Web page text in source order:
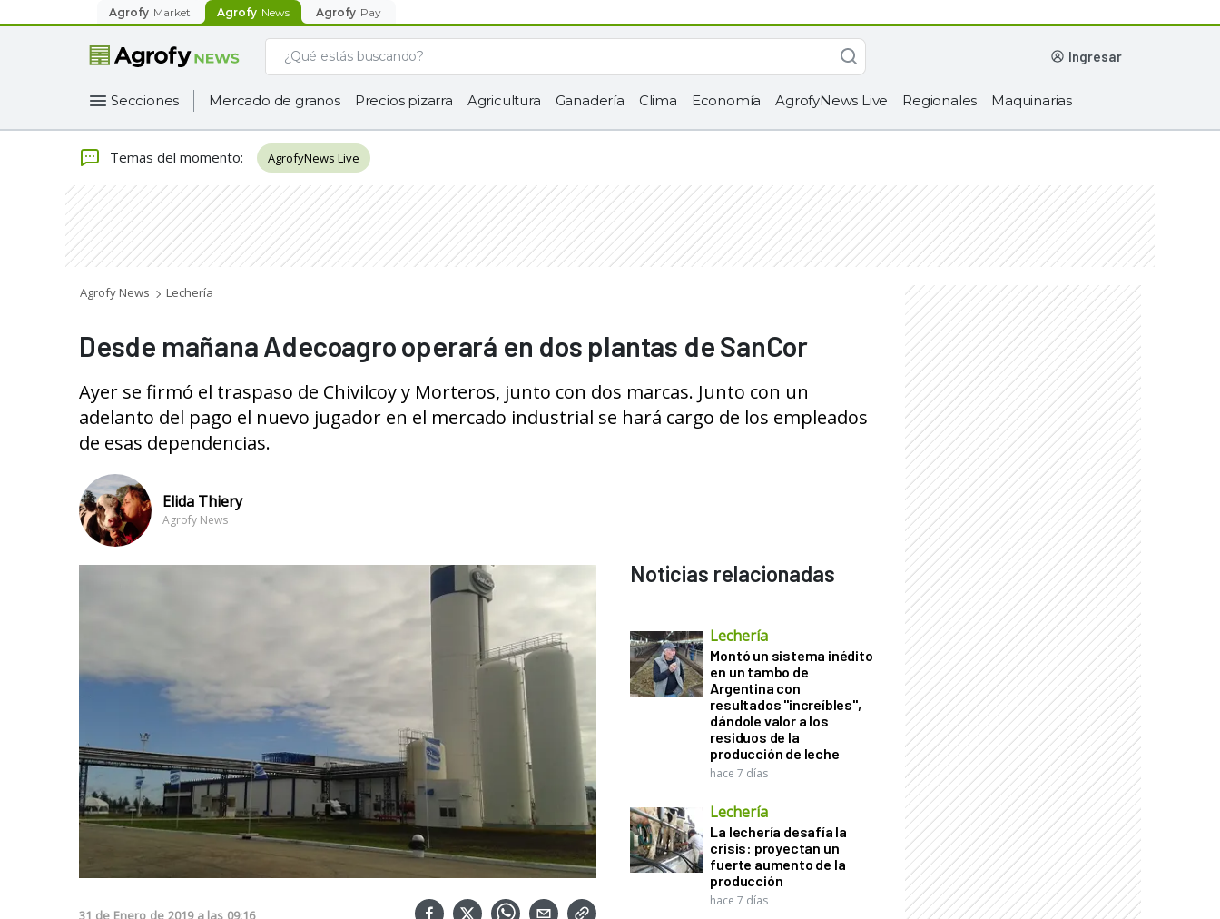
Agrofy Market Agrofy News Agrofy Pay
ingresar
Secciones Mercado de granos Precios pizarra Agricultura Ganadería Clima Economía AgrofyNews Live Regionales Maquinarias
Temas del momento: AgrofyNews Live
Agrofy News Lechería
Desde mañana Adecoagro operará en dos plantas de SanCor
Ayer se firmó el traspaso de Chivilcoy y Morteros, junto con dos marcas. Junto con un
adelanto del pago el nuevo jugador en el mercado industrial se hará cargo de los empleados
de esas dependencias.
Elida Thiery
Agrofy News
31 de Enero de 2019 a las 09:16
Noticias relacionadas
Lechería
Montó un sistema inédito
en un tambo de
Argentina con
resultados "increíbles",
dándole valor a los
residuos de la
producción de leche
hace 7 días
Lechería
La lechería desafía la
crisis: proyectan un
fuerte aumento de la
producción
hace 7 días